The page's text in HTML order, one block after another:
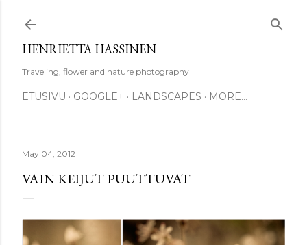
HENRIETTA HASSINEN
Traveling, flower and nature photography
ETUSIVU GOOGLE+ LANDSCAPES MORE…
May 04, 2012
VAIN KEIJUT PUUTTUVAT